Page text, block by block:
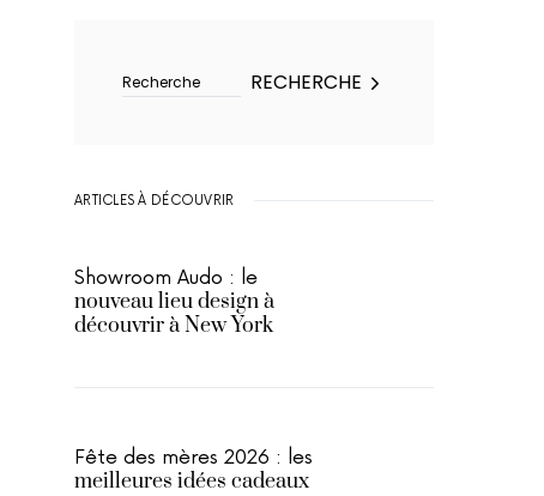
RECHERCHE
ARTICLES À DÉCOUVRIR
Showroom Audo : le
nouveau lieu design à
découvrir à New York
Fête des mères 2026 : les
meilleures idées cadeaux